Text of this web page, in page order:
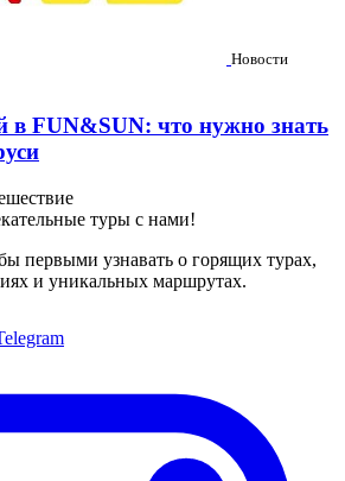
Новости
в FUN&SUN: что нужно знать
туры с нами!
первыми узнавать о горящих турах,
и уникальных маршрутах.